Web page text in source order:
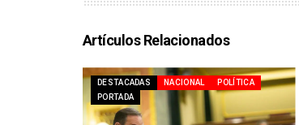
Artículos Relacionados
DESTACADAS NACIONAL
POLÍTICA
PORTADA